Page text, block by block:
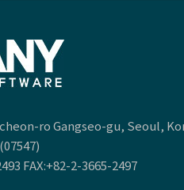
ro Gangseo-gu, Seoul,
(07547)
FAX:+82-2-3665-2497